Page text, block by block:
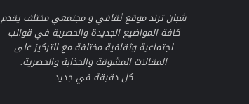
شبان ترند موقع ثقافي و مجتمعي مختلف يقدم
كافة المواضيع الجديدة والحصرية في قوالب
اجتماعية وثقافية مختلفة مع التركيز على
المقالات المشوقة والجذابة والحصرية.
كل دقيقة في جديد